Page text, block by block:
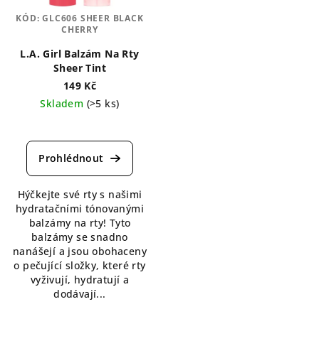
L.A. Girl Balzám Na Rty
Sheer Tint
149 Kč
Skladem (>5 ks)
hodnocení
produktu
z
5
hvězdiček.
Hýčkejte své rty s našimi
hydratačními tónovanými
balzámy na rty! Tyto
balzámy se snadno
nanášejí a jsou obohaceny
o pečující složky, které rty
vyživují, hydratují a
dodávají...
KÓD:GLC606 SHEER BLACK
CHERRY